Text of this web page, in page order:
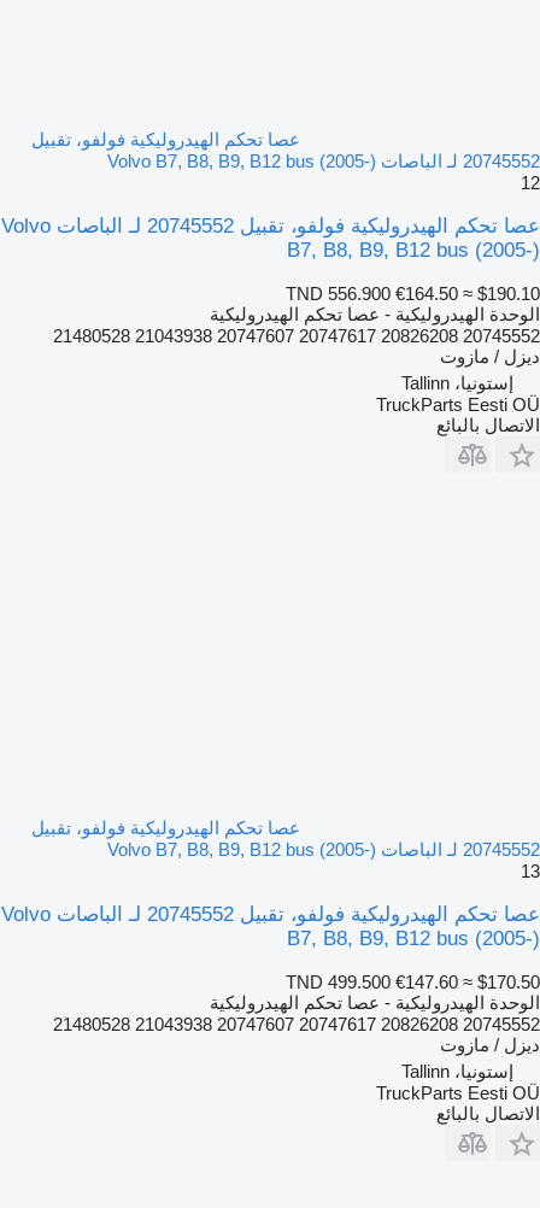
عصا تحكم الهيدروليكية فولفو، تقبيل
20745552 لـ الباصات Volvo B7, B8, B9, B12 bus (2005-)
12
عصا تحكم الهيدروليكية فولفو، تقبيل 20745552 لـ الباصات Volvo
B7, B8, B9, B12 bus (2005-)
TND 556.900 €164.50 ≈ $190.10
الوحدة الهيدروليكية - عصا تحكم الهيدروليكية
20745552 20826208 20747617 20747607 21043938 21480528
ديزل / مازوت
إستونيا، Tallinn
TruckParts Eesti OÜ
الاتصال بالبائع
عصا تحكم الهيدروليكية فولفو، تقبيل
20745552 لـ الباصات Volvo B7, B8, B9, B12 bus (2005-)
13
عصا تحكم الهيدروليكية فولفو، تقبيل 20745552 لـ الباصات Volvo
B7, B8, B9, B12 bus (2005-)
TND 499.500 €147.60 ≈ $170.50
الوحدة الهيدروليكية - عصا تحكم الهيدروليكية
20745552 20826208 20747617 20747607 21043938 21480528
ديزل / مازوت
إستونيا، Tallinn
TruckParts Eesti OÜ
الاتصال بالبائع